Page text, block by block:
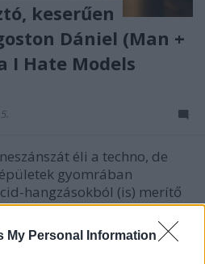
My Personal Information
keserűen
Dániel (Man +
I Hate Models
éli a techno, de
gyomrában
hangzásokból (is) merítő
pedig egyik
I Hate Models, aki a
kiadójánál, a Perc